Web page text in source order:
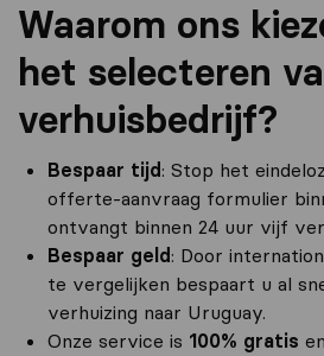
Waarom ons
het selecteren
verhuisbedrijf?
Bespaar tijd : Stop het
offerte-aanvraag formulier
ontvangt binnen 24 uur vijf
Bespaar geld : Door
te vergelijken bespaart u al
verhuizing naar Uruguay.
Onze service is 100% gratis en